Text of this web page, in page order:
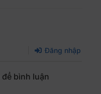
Đăng nhập
bình luận